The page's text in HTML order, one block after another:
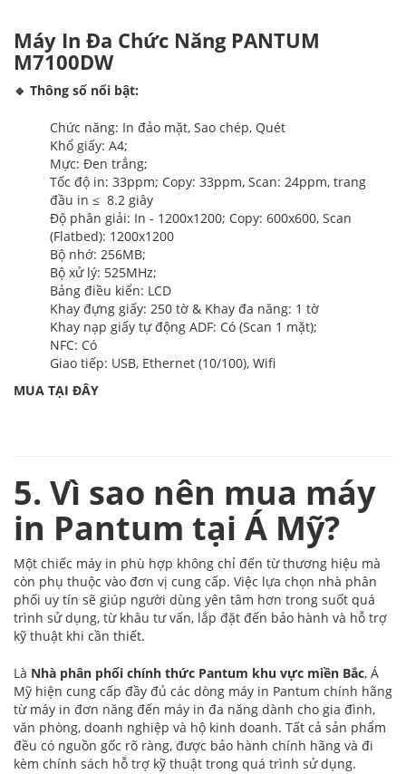
Máy In Đa Chức Năng PANTUM
M7100DW
🔹 Thông số nổi bật:
Chức năng: In đảo mặt, Sao chép, Quét
Khổ giấy: A4;
Mực: Đen trắng;
Tốc độ in: 33ppm; Copy: 33ppm, Scan: 24ppm, trang
đầu in ≤ 8.2 giây
Độ phân giải: In - 1200x1200; Copy: 600x600, Scan
(Flatbed): 1200x1200
Bộ nhớ: 256MB;
Bộ xử lý: 525MHz;
Bảng điều kiển: LCD
Khay đựng giấy: 250 tờ & Khay đa năng: 1 tờ
Khay nạp giấy tự động ADF: Có (Scan 1 mặt);
NFC: Có
Giao tiếp: USB, Ethernet (10/100), Wifi
MUA TẠI ĐÂY
5. Vì sao nên mua máy
in Pantum tại Á Mỹ?
Một chiếc máy in phù hợp không chỉ đến từ thương hiệu mà
còn phụ thuộc vào đơn vị cung cấp. Việc lựa chọn nhà phân
phối uy tín sẽ giúp người dùng yên tâm hơn trong suốt quá
trình sử dụng, từ khâu tư vấn, lắp đặt đến bảo hành và hỗ trợ
kỹ thuật khi cần thiết.
Là Nhà phân phối chính thức Pantum khu vực miền Bắc, Á
Mỹ hiện cung cấp đầy đủ các dòng máy in Pantum chính hãng
từ máy in đơn năng đến máy in đa năng dành cho gia đình,
văn phòng, doanh nghiệp và hộ kinh doanh. Tất cả sản phẩm
đều có nguồn gốc rõ ràng, được bảo hành chính hãng và đi
kèm chính sách hỗ trợ kỹ thuật trong quá trình sử dụng.